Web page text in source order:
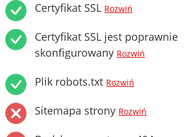
Certyfikat SSL Rozwiń
Certyfikat SSL jest poprawnie
skonfigurowany Rozwiń
Plik robots.txt Rozwiń
Sitemapa strony Rozwiń